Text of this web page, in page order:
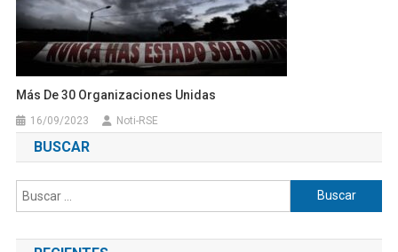
Más De 30 Organizaciones Unidas
16/09/2023 Noti-RSE
BUSCAR
Buscar: